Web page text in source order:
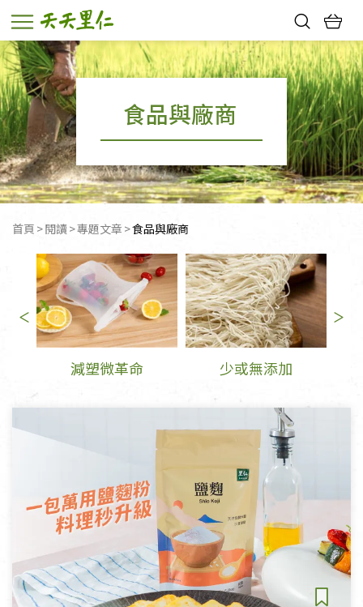
熱門搜尋：
親子活動
幸福節中獎名單
食品與廠商
首頁 閱讀 專題文章 目前頁面：
食品與廠商
減塑微革命 少或無添加